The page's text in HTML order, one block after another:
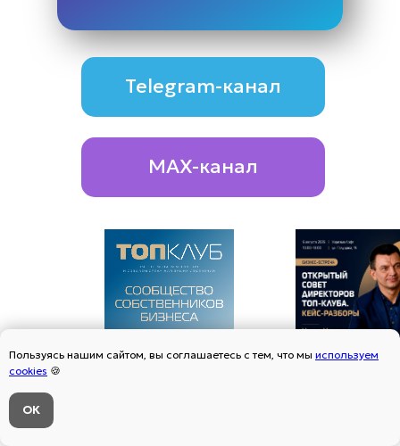
Telegram-канал
MAX-канал
собственников
Пользуясь нашим сайтом, вы соглашаетесь с тем, что мы используем
cookies 🍪
ОК